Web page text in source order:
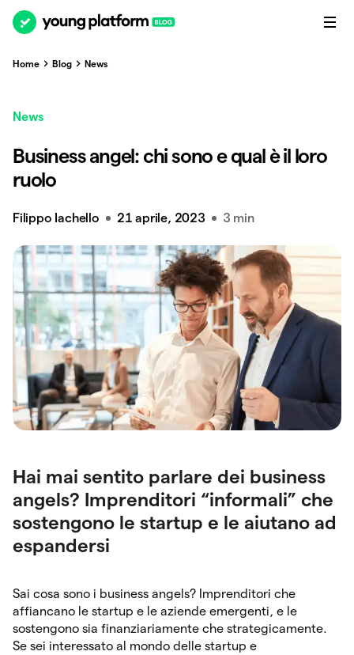
Home Blog News
News
Business angel: chi sono e qual è il loro
ruolo
Filippo Iachello 21 aprile, 2023 3 min
Hai mai sentito parlare dei business
angels? Imprenditori “informali” che
sostengono le startup e le aiutano ad
espandersi
Sai cosa sono i business angels? Imprenditori che
affiancano le startup e le aziende emergenti, e le
sostengono sia finanziariamente che strategicamente.
Se sei interessato al mondo delle startup e